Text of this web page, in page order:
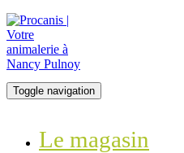
Toggle navigation
Le magasin